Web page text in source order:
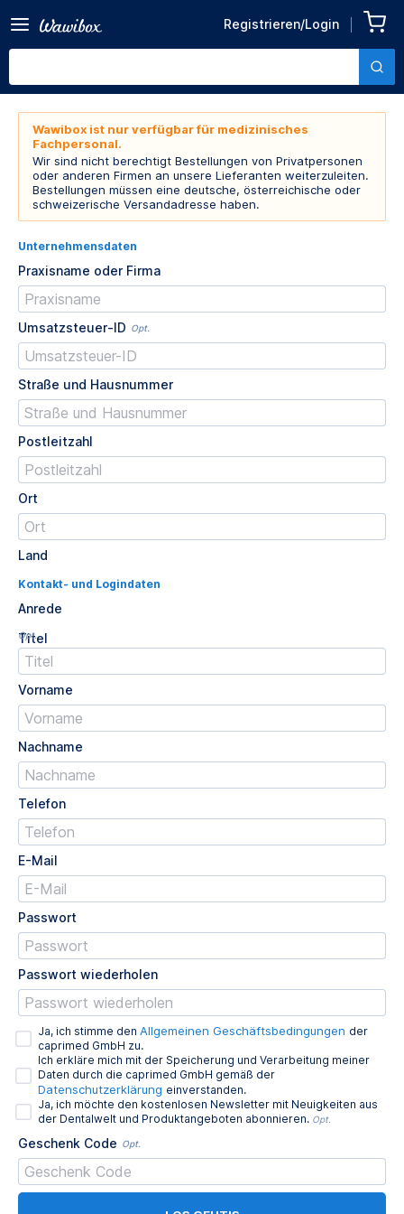
Registrieren/Login
Wawibox ist nur verfügbar für medizinisches
Fachpersonal.
Wir sind nicht berechtigt Bestellungen von Privatpersonen
oder anderen Firmen an unsere Lieferanten weiterzuleiten.
Bestellungen müssen eine deutsche, österreichische oder
schweizerische Versandadresse haben.
Unternehmensdaten
Praxisname oder Firma
Umsatzsteuer-ID Opt.
Straße und Hausnummer
Postleitzahl
Ort
Land
Kontakt- und Logindaten
Anrede
Titel
Opt.
Vorname
Nachname
Telefon
E-Mail
Passwort
Passwort wiederholen
Ja, ich stimme den Allgemeinen Geschäftsbedingungen der
caprimed GmbH zu.
Ich erkläre mich mit der Speicherung und Verarbeitung meiner
Daten durch die caprimed GmbH gemäß der
Datenschutzerklärung einverstanden.
Ja, ich möchte den kostenlosen Newsletter mit Neuigkeiten aus
der Dentalwelt und Produktangeboten abonnieren. Opt.
Geschenk Code Opt.